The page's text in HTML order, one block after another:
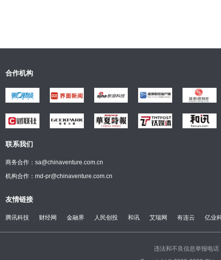
合作机构
联系我们
商务合作：sa@chinaventure.com.cn
机构合作：md-pr@chinaventure.com.cn
友情链接
腾讯科技 财经网 金融界 人民创投 和讯 艾瑞网 有连云 亿业
违法和不良信息举报电